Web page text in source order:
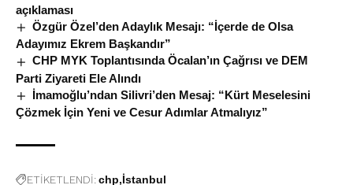
açıklaması
Özgür Özel’den Adaylık Mesajı: “İçerde de Olsa
Adayımız Ekrem Başkandır”
CHP MYK Toplantısında Öcalan’ın Çağrısı ve DEM
Parti Ziyareti Ele Alındı
İmamoğlu’ndan Silivri’den Mesaj: “Kürt Meselesini
Çözmek İçin Yeni ve Cesur Adımlar Atmalıyız”
ETİKETLENDİ:chp İstanbul